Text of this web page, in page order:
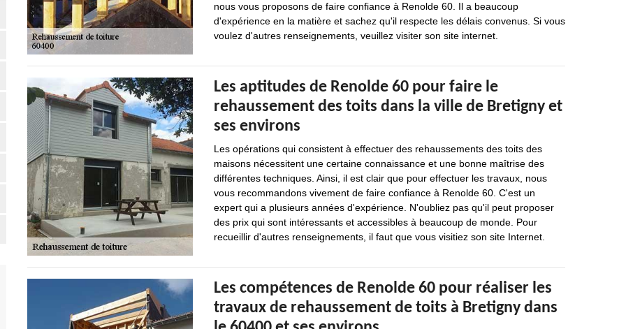
nous vous proposons de faire confiance à Renolde 60. Il a beaucoup
d'expérience en la matière et sachez qu'il respecte les délais convenus. Si vous
voulez d'autres renseignements, veuillez visiter son site internet.
Les aptitudes de Renolde 60 pour faire le
rehaussement des toits dans la ville de Bretigny et
ses environs
Les opérations qui consistent à effectuer des rehaussements des toits des
maisons nécessitent une certaine connaissance et une bonne maîtrise des
différentes techniques. Ainsi, il est clair que pour effectuer les travaux, nous
vous recommandons vivement de faire confiance à Renolde 60. C'est un
expert qui a plusieurs années d'expérience. N'oubliez pas qu'il peut proposer
des prix qui sont intéressants et accessibles à beaucoup de monde. Pour
recueillir d'autres renseignements, il faut que vous visitiez son site Internet.
Les compétences de Renolde 60 pour réaliser les
travaux de rehaussement de toits à Bretigny dans